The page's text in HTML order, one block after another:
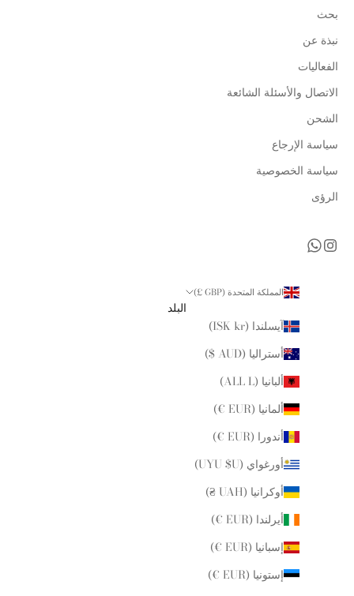
بحث
نبذة عن
الفعاليات
الاتصال والأسئلة الشائعة
الشحن
سياسة الإرجاع
سياسة الخصوصية
الرؤى
المملكة المتحدة (GBP £)
البلد
آيسلندا (ISK kr)
أستراليا (AUD $)
ألبانيا (ALL L)
ألمانيا (EUR €)
أندورا (EUR €)
أورغواي (UYU $U)
أوكرانيا (UAH ₴)
أيرلندا (EUR €)
إسبانيا (EUR €)
إستونيا (EUR €)